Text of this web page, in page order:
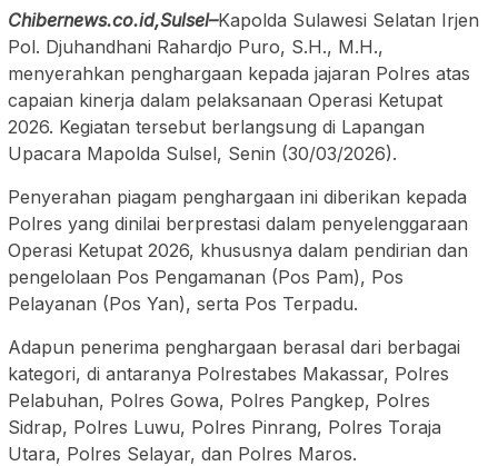
Chibernews.co.id,Sulsel–Kapolda Sulawesi Selatan Irjen
Pol. Djuhandhani Rahardjo Puro, S.H., M.H.,
menyerahkan penghargaan kepada jajaran Polres atas
capaian kinerja dalam pelaksanaan Operasi Ketupat
2026. Kegiatan tersebut berlangsung di Lapangan
Upacara Mapolda Sulsel, Senin (30/03/2026).
Penyerahan piagam penghargaan ini diberikan kepada
Polres yang dinilai berprestasi dalam penyelenggaraan
Operasi Ketupat 2026, khususnya dalam pendirian dan
pengelolaan Pos Pengamanan (Pos Pam), Pos
Pelayanan (Pos Yan), serta Pos Terpadu.
Adapun penerima penghargaan berasal dari berbagai
kategori, di antaranya Polrestabes Makassar, Polres
Pelabuhan, Polres Gowa, Polres Pangkep, Polres
Sidrap, Polres Luwu, Polres Pinrang, Polres Toraja
Utara, Polres Selayar, dan Polres Maros.